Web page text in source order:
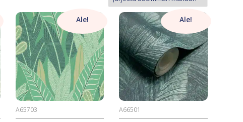
Ale!
A65703
Ale!
A66501